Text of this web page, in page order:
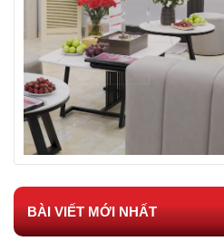
BÀI VIẾT MỚI NHẤT